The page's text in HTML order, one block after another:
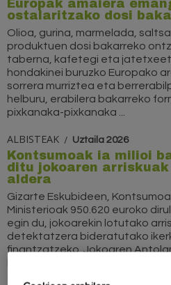
Europak amaiera
ostalaritzako dosi
Olioa, gurina, marmelada,
produktuen dosi bakarreko
taberna, kafetegi eta
hondakinei buruzko Europako
sorrera murriztea eta
helburu, erabilera bakarreko
pixkanaka-pixkanaka ...
ALBISTEAK Uztaila 2026
Kontsumoak ia milioi
ditu jokoaren
aldera
Gizarte Eskubideen,
Ministerioak 950.620 euroko
egin du, jokoarekin lotutako
detektatzera bideratutako
finantzatzeko. Jokoaren